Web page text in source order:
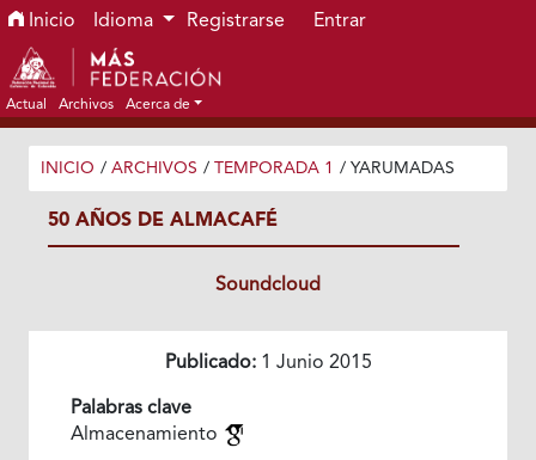
Ir al menú de navegación principal
Ir al contenido principal
Ir al pie de página del sitio
Inicio Idioma Registrarse Entrar
Actual Archivos Acerca de
INICIO / ARCHIVOS / TEMPORADA 1 / YARUMADAS
50 AÑOS DE ALMACAFÉ
Soundcloud
Publicado:1 Junio 2015
Palabras clave
Almacenamiento